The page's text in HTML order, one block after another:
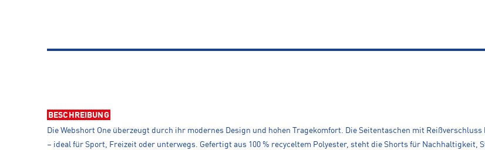
BESCHREIBUNG
Die Webshort One überzeugt durch ihr modernes Design und hohen Tragekomfort. Die Seitentaschen mit
– ideal für Sport, Freizeit oder unterwegs. Gefertigt aus 100 % recyceltem Polyester, steht die Shorts für